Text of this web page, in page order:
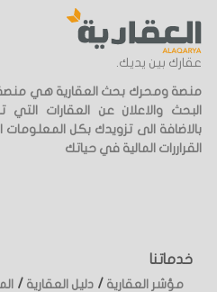
عقارك بين يديك.
منصة ومحرك بحث العقارية هي
البحث والاعلان عن العقارات
بالاضافة الى تزويدك بكل المعلومات
القراررات المالية في حياتك
خدماتنا
مؤشر العقارية / دليل العقارية /